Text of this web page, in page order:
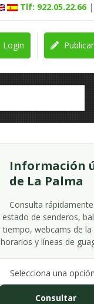
Tlf: 922.05.22.66 |
Login
Información
de La Palma
Consulta
estado de senderos,
tiempo, webcams de la
horarios y líneas de
Selecciona una opción
Consultar